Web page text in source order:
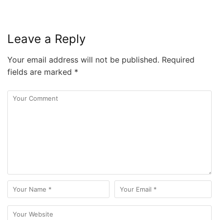
Leave a Reply
Your email address will not be published. Required
fields are marked *